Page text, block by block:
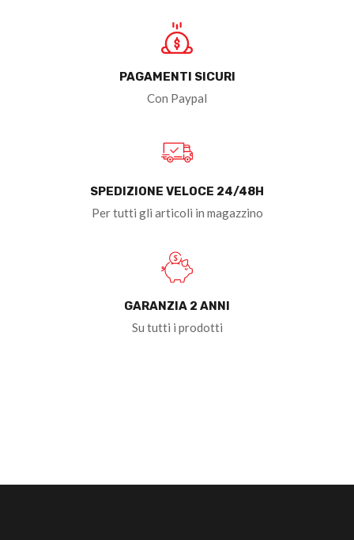
PAGAMENTI SICURI
Con Paypal
SPEDIZIONE VELOCE 24/48H
Per tutti gli articoli in magazzino
GARANZIA 2 ANNI
Su tutti i prodotti